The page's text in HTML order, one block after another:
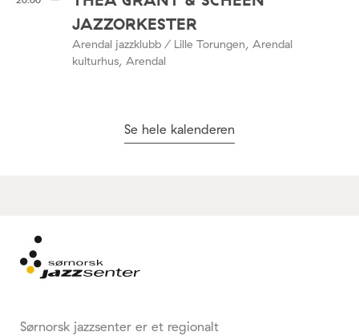
JAZZORKESTER
Arendal jazzklubb / Lille Torungen, Arendal
kulturhus, Arendal
Se hele kalenderen
Sørnorsk jazzsenter er et regionalt